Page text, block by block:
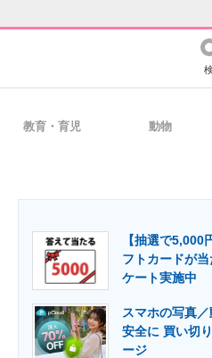
ダーのコミュニティ マーケ×ITの
IT導入・活用を支援
教育・育児 動物
【抽選で
フトカードが
ケート実施中
スマホの写真
安全に 買い切
ージ